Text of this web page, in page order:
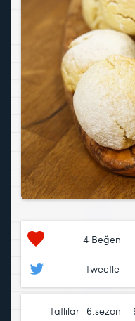
4 Beğen
Tweetle
Tatlılar 6.sezon